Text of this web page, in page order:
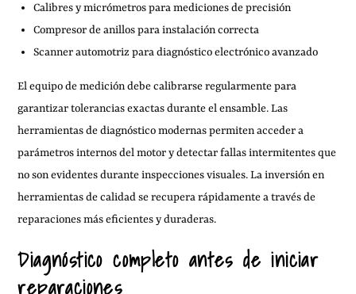
Calibres y micrómetros para mediciones de precisión
Compresor de anillos para instalación correcta
Scanner automotriz para diagnóstico electrónico avanzado
El equipo de medición debe calibrarse regularmente para
garantizar tolerancias exactas durante el ensamble. Las
herramientas de diagnóstico modernas permiten acceder a
parámetros internos del motor y detectar fallas intermitentes que
no son evidentes durante inspecciones visuales. La inversión en
herramientas de calidad se recupera rápidamente a través de
reparaciones más eficientes y duraderas.
Diagnóstico completo antes de iniciar
reparaciones